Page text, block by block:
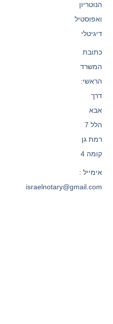
הנוטריון
ואפוסטיל
דיגיטלי
כתובת
המשרד
הראשי:
דרך
אבא
הלל 7
רמת גן
קומה 4
אימייל :
israelnotary@gmail.com